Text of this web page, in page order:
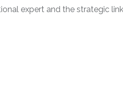
expert and the strategic link